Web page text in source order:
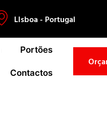
LIsboa - Portugal
Portões
Contactos